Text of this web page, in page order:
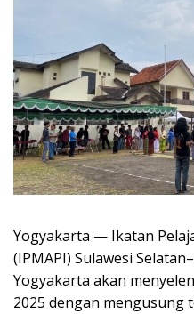
Yogyakarta — Ikatan
(IPMAPI) Sulawesi
Yogyakarta akan
2025 dengan mengusung